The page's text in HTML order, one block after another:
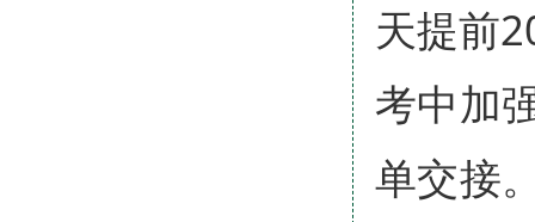
天提前
考中加
单交接